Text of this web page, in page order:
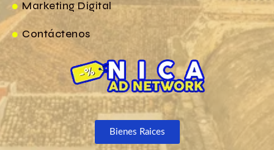
Marketing Digital
Contáctenos
Bienes Raices